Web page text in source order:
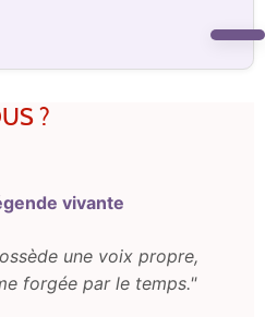
?
vivante
une voix propre,
forgée par le temps."